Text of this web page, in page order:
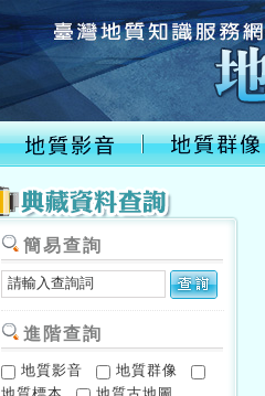
簡易查詢
進階查詢
地質影音
地質群像